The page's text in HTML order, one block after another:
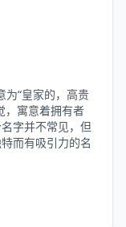
“皇家的，高贵
，寓意着拥有者
字并不常见，但
而有吸引力的名